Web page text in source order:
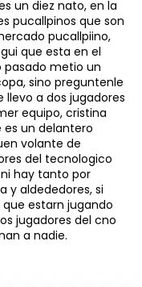
un diez nato, en la
pucallpinos que son
pucallpiino,
que esta en el
pasado metio un
sino preguntenle
llevo a dos jugadores
equipo, cristina
es un delantero
volante de
del tecnologico
hay tanto por
y aldededores, si
estarn jugando
jugadores del cno
a nadie.